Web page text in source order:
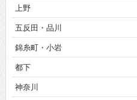
上野
五反田・品川
錦糸町・小岩
都下
神奈川